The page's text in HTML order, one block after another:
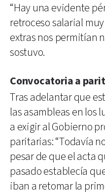
“Hay una evidente
retroceso salarial
extras nos permitían
sostuvo.
Convocatoria a
Tras adelantar que
las asambleas en los
a exigir al Gobierno
paritarias: “Todavía
pesar de que el acta
pasado establecía
iban a retomar la